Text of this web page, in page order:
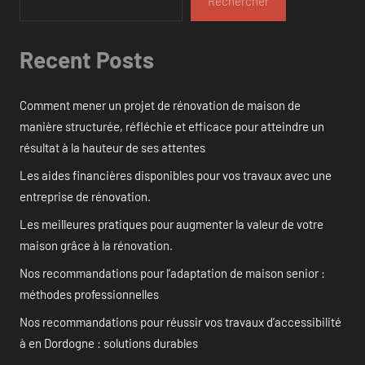
Recent Posts
Comment mener un projet de rénovation de maison de
manière structurée, réfléchie et efficace pour atteindre un
résultat à la hauteur de ses attentes
Les aides financières disponibles pour vos travaux avec une
entreprise de rénovation.
Les meilleures pratiques pour augmenter la valeur de votre
maison grâce à la rénovation.
Nos recommandations pour l’adaptation de maison senior :
méthodes professionnelles
Nos recommandations pour réussir vos travaux d’accessibilité
à en Dordogne : solutions durables